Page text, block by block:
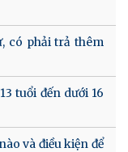
có phải trả thêm
tuổi đến dưới 16
và điều kiện để